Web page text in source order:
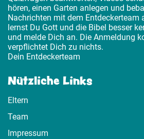
hören, einen Garten anlegen und
Nachrichten mit dem Entdeckerteam
lernst Du Gott und die Bibel besser
und melde Dich an. Die Anmeldung
verpflichtet Dich zu nichts.
Dein Entdeckerteam
Nützliche Links
Eltern
Team
Impressum